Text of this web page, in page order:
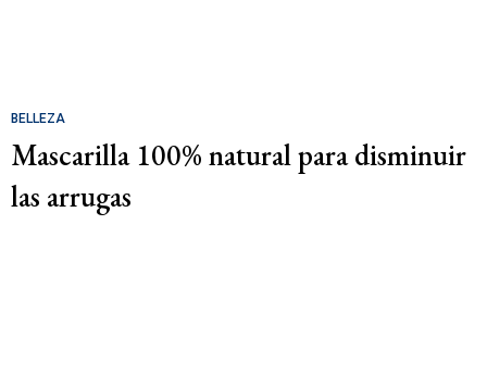
BELLEZA
Mascarilla 100% natural para disminuir
las arrugas